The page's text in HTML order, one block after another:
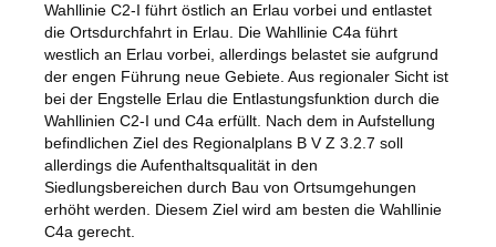
Wahllinie C2-I führt östlich an Erlau vorbei und entlastet
die Ortsdurchfahrt in Erlau. Die Wahllinie C4a führt
westlich an Erlau vorbei, allerdings belastet sie aufgrund
der engen Führung neue Gebiete. Aus regionaler Sicht ist
bei der Engstelle Erlau die Entlastungsfunktion durch die
Wahllinien C2-I und C4a erfüllt. Nach dem in Aufstellung
befindlichen Ziel des Regionalplans B V Z 3.2.7 soll
allerdings die Aufenthaltsqualität in den
Siedlungsbereichen durch Bau von Ortsumgehungen
erhöht werden. Diesem Ziel wird am besten die Wahllinie
C4a gerecht.